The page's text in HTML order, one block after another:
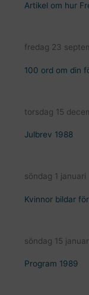
Artikel om hur
fredag 23
100 ord om din
torsdag 15
Julbrev 1988
söndag 1 januari
Kvinnor bildar
söndag 15
Program 1989